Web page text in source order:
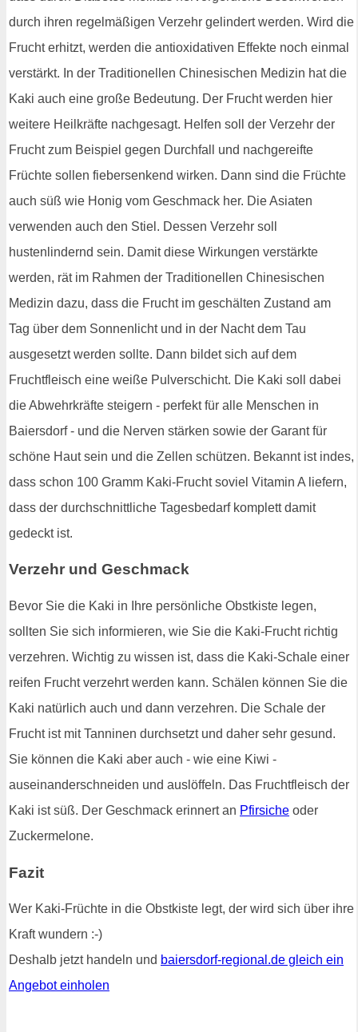
durch ihren regelmäßigen Verzehr gelindert werden. Wird die
Frucht erhitzt, werden die antioxidativen Effekte noch einmal
verstärkt. In der Traditionellen Chinesischen Medizin hat die
Kaki auch eine große Bedeutung. Der Frucht werden hier
weitere Heilkräfte nachgesagt. Helfen soll der Verzehr der
Frucht zum Beispiel gegen Durchfall und nachgereifte
Früchte sollen fiebersenkend wirken. Dann sind die Früchte
auch süß wie Honig vom Geschmack her. Die Asiaten
verwenden auch den Stiel. Dessen Verzehr soll
hustenlindernd sein. Damit diese Wirkungen verstärkte
werden, rät im Rahmen der Traditionellen Chinesischen
Medizin dazu, dass die Frucht im geschälten Zustand am
Tag über dem Sonnenlicht und in der Nacht dem Tau
ausgesetzt werden sollte. Dann bildet sich auf dem
Fruchtfleisch eine weiße Pulverschicht. Die Kaki soll dabei
die Abwehrkräfte steigern - perfekt für alle Menschen in
Baiersdorf - und die Nerven stärken sowie der Garant für
schöne Haut sein und die Zellen schützen. Bekannt ist indes,
dass schon 100 Gramm Kaki-Frucht soviel Vitamin A liefern,
dass der durchschnittliche Tagesbedarf komplett damit
gedeckt ist.
Verzehr und Geschmack
Bevor Sie die Kaki in Ihre persönliche Obstkiste legen,
sollten Sie sich informieren, wie Sie die Kaki-Frucht richtig
verzehren. Wichtig zu wissen ist, dass die Kaki-Schale einer
reifen Frucht verzehrt werden kann. Schälen können Sie die
Kaki natürlich auch und dann verzehren. Die Schale der
Frucht ist mit Tanninen durchsetzt und daher sehr gesund.
Sie können die Kaki aber auch - wie eine Kiwi -
auseinanderschneiden und auslöffeln. Das Fruchtfleisch der
Kaki ist süß. Der Geschmack erinnert an Pfirsiche oder
Zuckermelone.
Fazit
Wer Kaki-Früchte in die Obstkiste legt, der wird sich über ihre
Kraft wundern :-)
Deshalb jetzt handeln und baiersdorf-regional.de gleich ein
Angebot einholen